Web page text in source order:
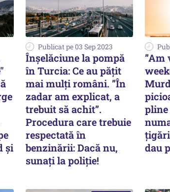
şi
Publicat pe 03 Sep 2023
Înșelăciune la pompă
în Turcia: Ce au pățit
mai mulți români. ”În
zadar am explicat, a
trebuit să achit”.
Procedura care trebuie
respectată în
benzinării: Dacă nu,
sunați la poliție!
”Am
pline
dau